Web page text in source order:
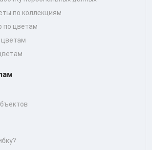
по коллекциям
по цветам
цветам